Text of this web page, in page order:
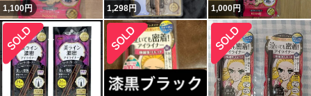
1,100円 1,298円 1,000円